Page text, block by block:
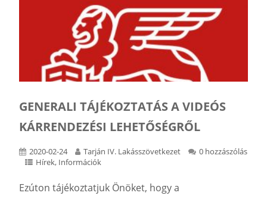
GENERALI TÁJÉKOZTATÁS A VIDEÓS
KÁRRENDEZÉSI LEHETŐSÉGRŐL
2020-02-24 Tarján IV. Lakásszövetkezet
0 hozzászólás
Hírek, Információk
Ezúton tájékoztatjuk Önöket, hogy a